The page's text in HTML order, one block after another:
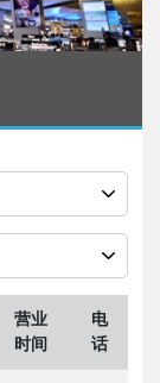
营业
时间
电
话